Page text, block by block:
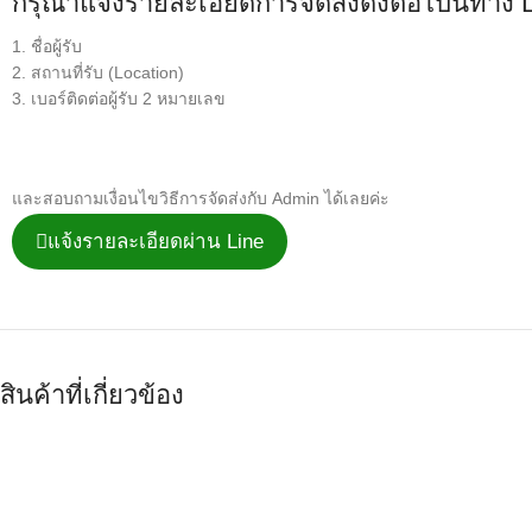
1. ชื่อผู้รับ
2. สถานที่รับ (Location)
3. เบอร์ติดต่อผู้รับ 2 หมายเลข
และสอบถามเงื่อนไขวิธีการจัดส่งกับ Admin ได้เลยค่ะ
แจ้งรายละเอียดผ่าน Line
สินค้าที่เกี่ยวข้อง